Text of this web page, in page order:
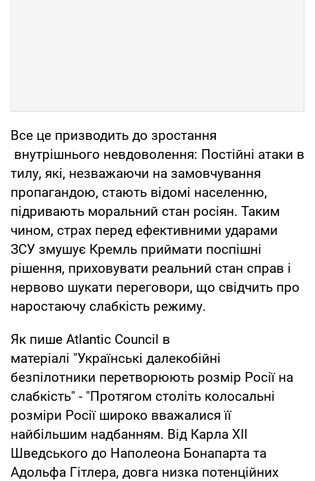
Все це призводить до зростання
внутрішнього невдоволення: Постійні атаки в
тилу, які, незважаючи на замовчування
пропагандою, стають відомі населенню,
підривають моральний стан росіян. Таким
чином, страх перед ефективними ударами
ЗСУ змушує Кремль приймати поспішні
рішення, приховувати реальний стан справ і
нервово шукати переговори, що свідчить про
наростаючу слабкість режиму.
Як пише Atlantic Council в
матеріалі "Українські далекобійні
безпілотники перетворюють розмір Росії на
слабкість" - "Протягом століть колосальні
розміри Росії широко вважалися її
найбільшим надбанням. Від Карла XII
Шведського до Наполеона Бонапарта та
Адольфа Гітлера, довга низка потенційних